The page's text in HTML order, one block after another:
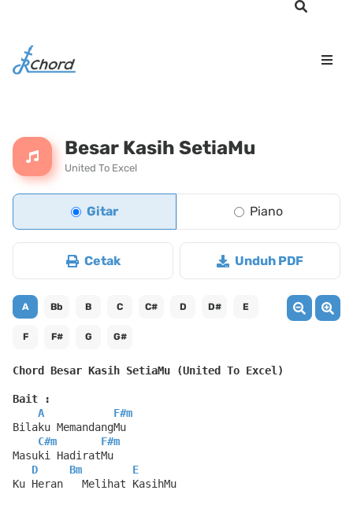
Besar Kasih SetiaMu
United To Excel
Gitar Piano
Cetak Unduh PDF
A Bb B C C# D D# E
F F# G G#
Chord Besar Kasih SetiaMu (United To Excel)
Bait :
A
F#m
Bilaku MemandangMu
C#m
F#m
Masuki HadiratMu
D
Bm
E
Ku Heran   Melihat KasihMu